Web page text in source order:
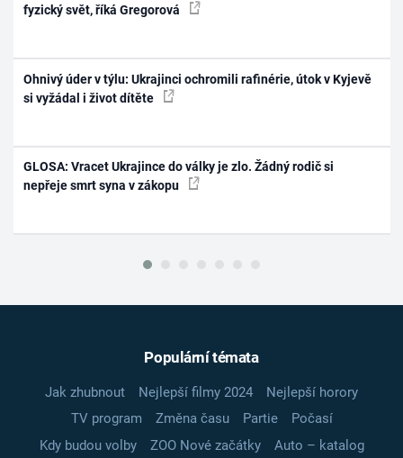
fyzický svět, říká Gregorová
Ohnivý úder v týlu: Ukrajinci ochromili rafinérie, útok v Kyjevě
si vyžádal i život dítěte
GLOSA: Vracet Ukrajince do války je zlo. Žádný rodič si
nepřeje smrt syna v zákopu
Populární témata
Jak zhubnout Nejlepší filmy 2024
Nejlepší horory
TV program
Změna času Partie
Počasí
Kdy budou volby
ZOO Nové začátky
Auto – katalog